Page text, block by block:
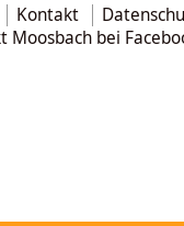
Kontakt